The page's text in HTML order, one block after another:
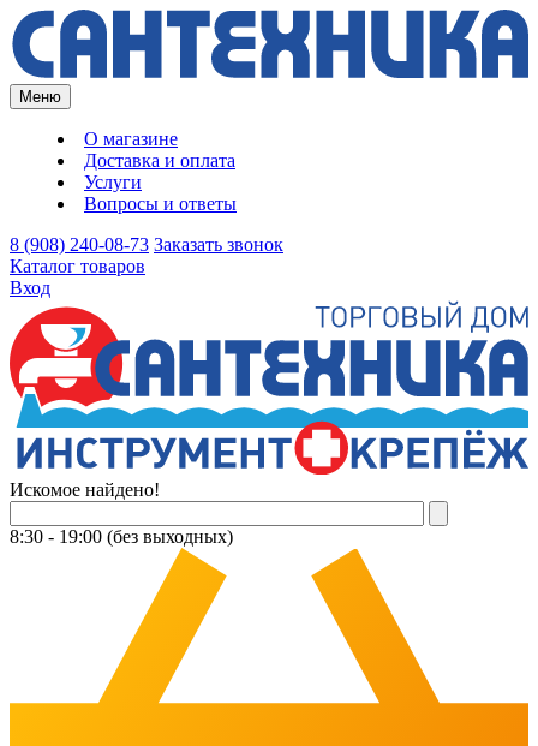
Меню
О магазине
Доставка и оплата
Услуги
Вопросы и ответы
8 (908) 240-08-73 Заказать звонок
Каталог товаров
Вход
Искомое найдено!
8:30 - 19:00 (без выходных)